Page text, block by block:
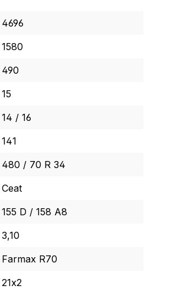
4696
1580
490
15
14 / 16
141
480 / 70 R 34
Ceat
155 D / 158 A8
3,10
Farmax R70
21x2